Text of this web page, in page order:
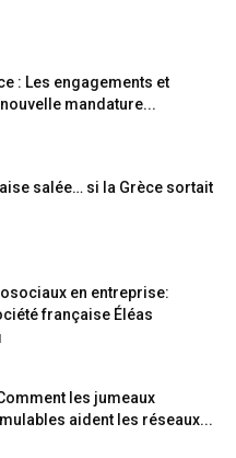
: Les engagements et
mandature...
salée… si la Grèce sortait
en entreprise:
française Éléas
les jumeaux
aident les réseaux...